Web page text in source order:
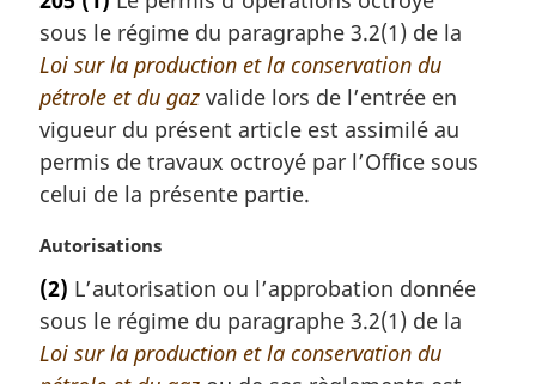
t
e
m
a
r
g
i
n
l
:
sous le régime du paragraphe 3.2(1) de la
Loi sur la production et la conservation du
pétrole et du gaz valide lors de l’entrée en
vigueur du présent article est assimilé au
permis de travaux octroyé par l’Office sous
celui de la présente partie.
N
t
e
m
a
Autorisations
(2) L’autorisation ou l’approbation donnée
sous le régime du paragraphe 3.2(1) de la
Loi sur la production et la conservation du